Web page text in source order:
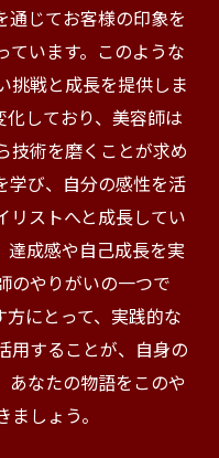
通じてお客様の印象を
ています。このような
挑戦と成長を提供しま
しており、美容師は
技術を磨くことが求め
学び、自分の感性を活
リストへと成長してい
達成感や自己成長を実
のやりがいの一つで
にとって、実践的な
用することが、自身の
あなたの物語をこのや
しょう。